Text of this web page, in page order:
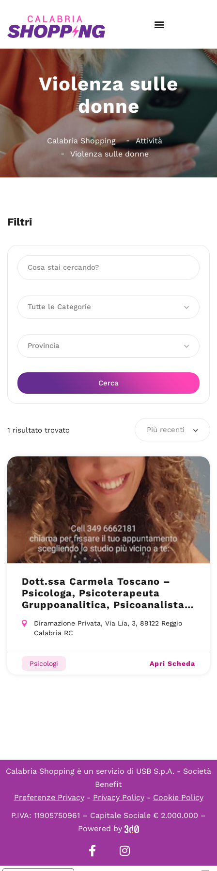
Violenza sulle
donne
Calabria Shopping
Attività
Violenza sulle donne
Filtri
Tutte le Categorie
Provincia
Cerca
1 risultato trovato Più recenti
Dott.ssa Carmela Toscano –
Psicologa, Psicoterapeuta
Gruppoanalitica, Psicoanalista –
Diramazione Privata, Via Lia, 3, 89122 Reggio
Calabria RC
Psicologi Apri Scheda
Calabria Shopping è un servizio di USB S.p.A. - Società
Benefit
Preferenze Privacy- Privacy Policy- Cookie Policy
P.IVA: 11905750961 – Capitale Sociale € 2.000.000 –
Powered by